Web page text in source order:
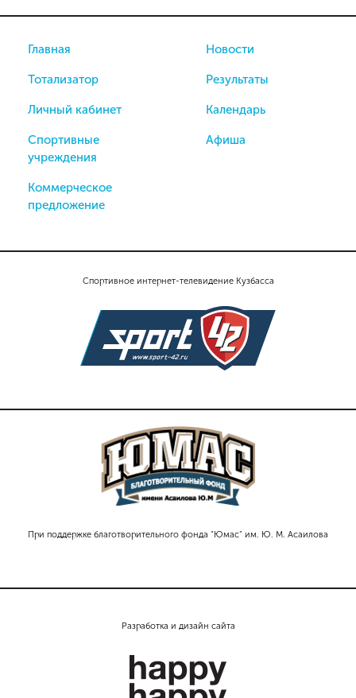
Спортивное интернет-телевидение Кузбасса
При поддержке благотворительного фонда "Юмас" им. Ю. М. Асаилова
Главная
Тотализатор
Личный кабинет
Спортивные
учреждения
Коммерческое
предложение
Новости
Результаты
Календарь
Афиша
Разработка и дизайн сайта